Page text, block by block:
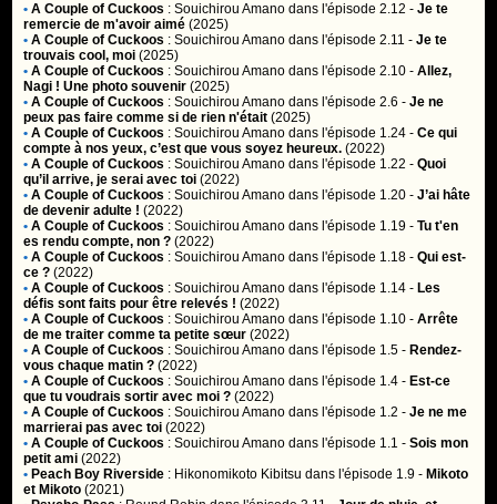
• A Couple of Cuckoos :Souichirou Amano dans l'épisode 2.12 -Je te
remercie de m'avoir aimé (2025)
• A Couple of Cuckoos :Souichirou Amano dans l'épisode 2.11 -Je te
trouvais cool, moi (2025)
• A Couple of Cuckoos :Souichirou Amano dans l'épisode 2.10 -Allez,
Nagi ! Une photo souvenir (2025)
• A Couple of Cuckoos :Souichirou Amano dans l'épisode 2.6 -Je ne
peux pas faire comme si de rien n'était (2025)
• A Couple of Cuckoos :Souichirou Amano dans l'épisode 1.24 -Ce qui
compte à nos yeux, c’est que vous soyez heureux. (2022)
• A Couple of Cuckoos :Souichirou Amano dans l'épisode 1.22 -Quoi
qu’il arrive, je serai avec toi (2022)
• A Couple of Cuckoos :Souichirou Amano dans l'épisode 1.20 -J’ai hâte
de devenir adulte ! (2022)
• A Couple of Cuckoos :Souichirou Amano dans l'épisode 1.19 -Tu t'en
es rendu compte, non ? (2022)
• A Couple of Cuckoos :Souichirou Amano dans l'épisode 1.18 -Qui est-
ce ? (2022)
• A Couple of Cuckoos :Souichirou Amano dans l'épisode 1.14 - Les
défis sont faits pour être relevés ! (2022)
• A Couple of Cuckoos :Souichirou Amano dans l'épisode 1.10 -Arrête
de me traiter comme ta petite sœur (2022)
• A Couple of Cuckoos :Souichirou Amano dans l'épisode 1.5 - Rendez-
vous chaque matin ? (2022)
• A Couple of Cuckoos :Souichirou Amano dans l'épisode 1.4 - Est-ce
que tu voudrais sortir avec moi ? (2022)
• A Couple of Cuckoos :Souichirou Amano dans l'épisode 1.2 -Je ne me
marrierai pas avec toi (2022)
• A Couple of Cuckoos :Souichirou Amano dans l'épisode 1.1 -Sois mon
petit ami (2022)
• Peach Boy Riverside : Hikonomikoto Kibitsu dans l'épisode 1.9 - Mikoto
et Mikoto (2021)